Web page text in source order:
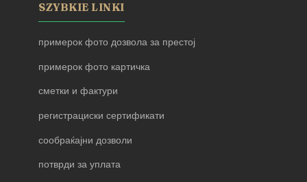
SZYBKIE LINKI
примерок фото дозвола за престој
примерок фото картичка
сметки и фактури
регистрациски сертификати
сообраќајни дозволи
потврди за уплата